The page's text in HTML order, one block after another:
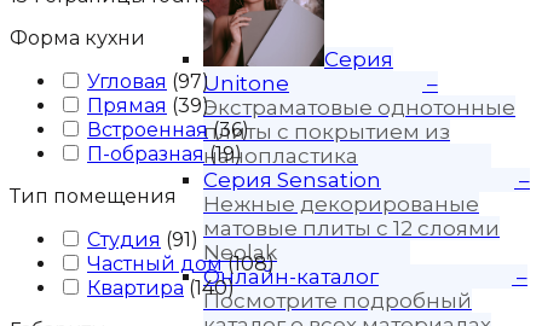
Серия
Unitone
–
Экстраматовые однотонные
плиты с покрытием из
нанопластика
Серия Sensation
–
Нежные декорированые
матовые плиты с 12 слоями
Neolak
Онлайн-каталог
–
Посмотрите подробный
Форма кухни
Угловая (97)
Прямая (39)
Встроенная (36)
П-образная (19)
Тип помещения
Студия (91)
Частный дом (108)
Квартира (140)